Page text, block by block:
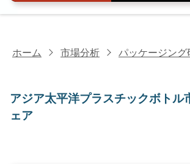
ホーム 市場分析 パッケージング
アジア太平洋プラスチックボトル
ェア